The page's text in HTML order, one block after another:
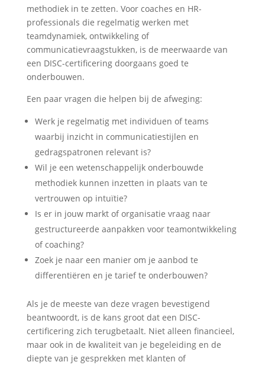
methodiek in te zetten. Voor coaches en HR-
professionals die regelmatig werken met
teamdynamiek, ontwikkeling of
communicatievraagstukken, is de meerwaarde van
een DISC-certificering doorgaans goed te
onderbouwen.
Een paar vragen die helpen bij de afweging:
Werk je regelmatig met individuen of teams
waarbij inzicht in communicatiestijlen en
gedragspatronen relevant is?
Wil je een wetenschappelijk onderbouwde
methodiek kunnen inzetten in plaats van te
vertrouwen op intuïtie?
Is er in jouw markt of organisatie vraag naar
gestructureerde aanpakken voor teamontwikkeling
of coaching?
Zoek je naar een manier om je aanbod te
differentiëren en je tarief te onderbouwen?
Als je de meeste van deze vragen bevestigend
beantwoordt, is de kans groot dat een DISC-
certificering zich terugbetaalt. Niet alleen financieel,
maar ook in de kwaliteit van je begeleiding en de
diepte van je gesprekken met klanten of